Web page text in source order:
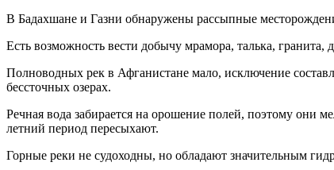
В Бадахшане и Газни обнаружены рассыпные
Есть возможность вести добычу мрамора, талька, гранита,
Полноводных рек в Афганистане мало, исключение
бессточных озерах.
Речная вода забирается на орошение полей, поэтому они
летний период пересыхают.
Горные реки не судоходны, но обладают значительным